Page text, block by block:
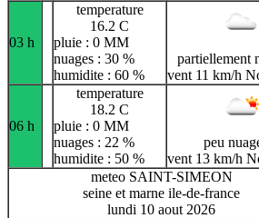
03 h
temperature
16.2 C
pluie : 0 MM
nuages : 30 %
humidite : 60 %
partiellement
vent 11 km/h
06 h
temperature
18.2 C
pluie : 0 MM
nuages : 22 %
humidite : 50 %
peu
vent 13 km/h
meteo SAINT-SIMEON
seine et marne ile-de-france
lundi 10 aout 2026